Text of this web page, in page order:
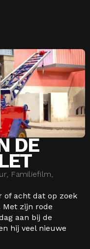
DE
Familiefilm,
of acht dat op zoek
Met zijn rode
aan bij de
hij veel nieuwe